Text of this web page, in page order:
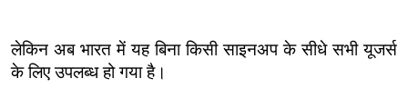
लेकिन अब भारत में यह बिना किसी साइनअप के सीधे सभी यूजर्स
के लिए उपलब्ध हो गया है।